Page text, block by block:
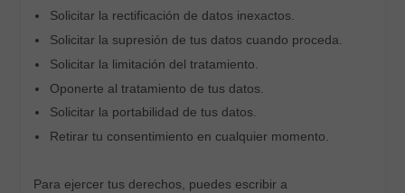
Solicitar la rectificación de datos inexactos.
Solicitar la supresión de tus datos cuando proceda.
Solicitar la limitación del tratamiento.
Oponerte al tratamiento de tus datos.
Solicitar la portabilidad de tus datos.
Retirar tu consentimiento en cualquier momento.
Para ejercer tus derechos, puedes escribir a